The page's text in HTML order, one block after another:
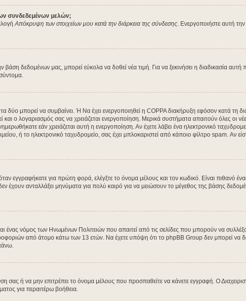
συνδεδεμένων μελών;
Απόκρυψη των στοιχείων μου κατά την διάρκεια της σύνδεσης. Ενεργοποιήστε αυτή
δεδομένων μας, μπορεί εύκολα να δοθεί νέα τιμή. Για να ξεκινήσει η διαδικασία αυτή
δύο μπορεί να συμβαίνει. Ή Να έχει ενεργοποιηθεί η COPPA διακήρυξη εφόσον κατά τη
ο λογαριασμός σας να χρειάζεται ενεργοποίηση. Μερικά συστήματα απαιτούν όλες οι
εάν χρειάζεται αυτή η ενεργοποίηση. Αν έχετε λάβει ένα ηλεκτρονικό
ή το ηλεκτρονικό ταχυδρομείο, σας έχει μπλοκαριστεί από κάποιο φίλτρο spam. Αν
εγγραφήκατε για πρώτη φορά, ελέγξτε το όνομα μέλους και τον κωδικό. Είναι πιθανό
ανταλλάξει μηνύματα για πολύ καιρό για να μειώσουν το μέγεθος της βάσης
ένας νόμος των Ηνωμένων Πολιτειών που απαιτεί από τις σελίδες που μπορούν να
από άτομο κάτω των 13 ετών. Να έχετε υπόψη ότι το phpBB Group δεν μπορεί να
σας ή να μην επιτρέπει το όνομα μέλους που προσπαθείτε να κάνετε εγγραφή. Ο
για περαιτέρω βοήθεια.